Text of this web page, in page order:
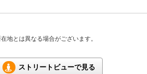
地とは異なる場合がございます。
ストリートビューで見る